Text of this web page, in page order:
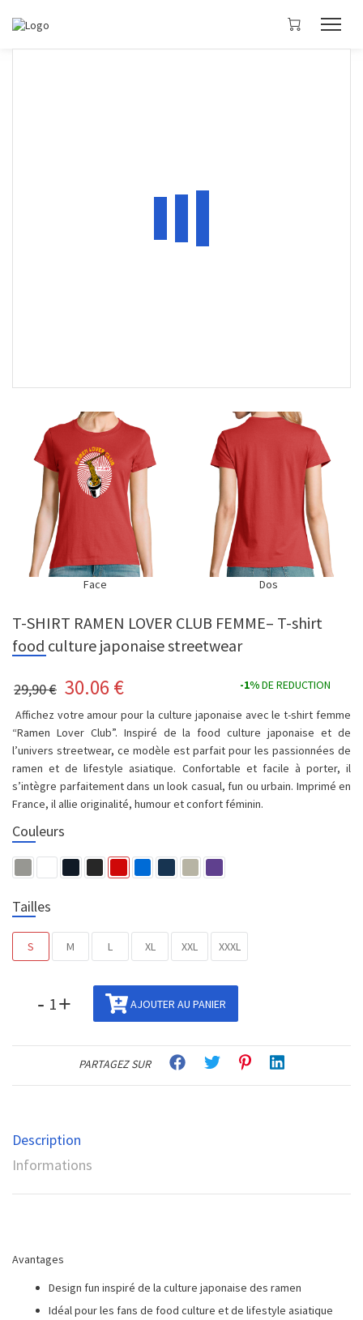
Face Dos
T-SHIRT RAMEN LOVER CLUB FEMME– T-shirt
food culture japonaise streetwear
29,90 € 30.06 € -1%DE REDUCTION
Affichez votre amour pour la culture japonaise avec le t-shirt femme
“Ramen Lover Club”. Inspiré de la food culture japonaise et de
l’univers streetwear, ce modèle est parfait pour les passionnées de
ramen et de lifestyle asiatique. Confortable et facile à porter, il
s’intègre parfaitement dans un look casual, fun ou urbain. Imprimé en
France, il allie originalité, humour et confort féminin.
Couleurs
Tailles
S M L XL XXL XXXL
- + AJOUTER AU PANIER
PARTAGEZ SUR
Description
Informations
Avantages
Design fun inspiré de la culture japonaise des ramen
Idéal pour les fans de food culture et de lifestyle asiatique